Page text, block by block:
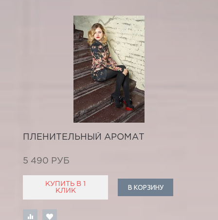
ПЛЕНИТЕЛЬНЫЙ АРОМАТ
5 490 РУБ
КУПИТЬ В 1
КЛИК
В КОРЗИНУ